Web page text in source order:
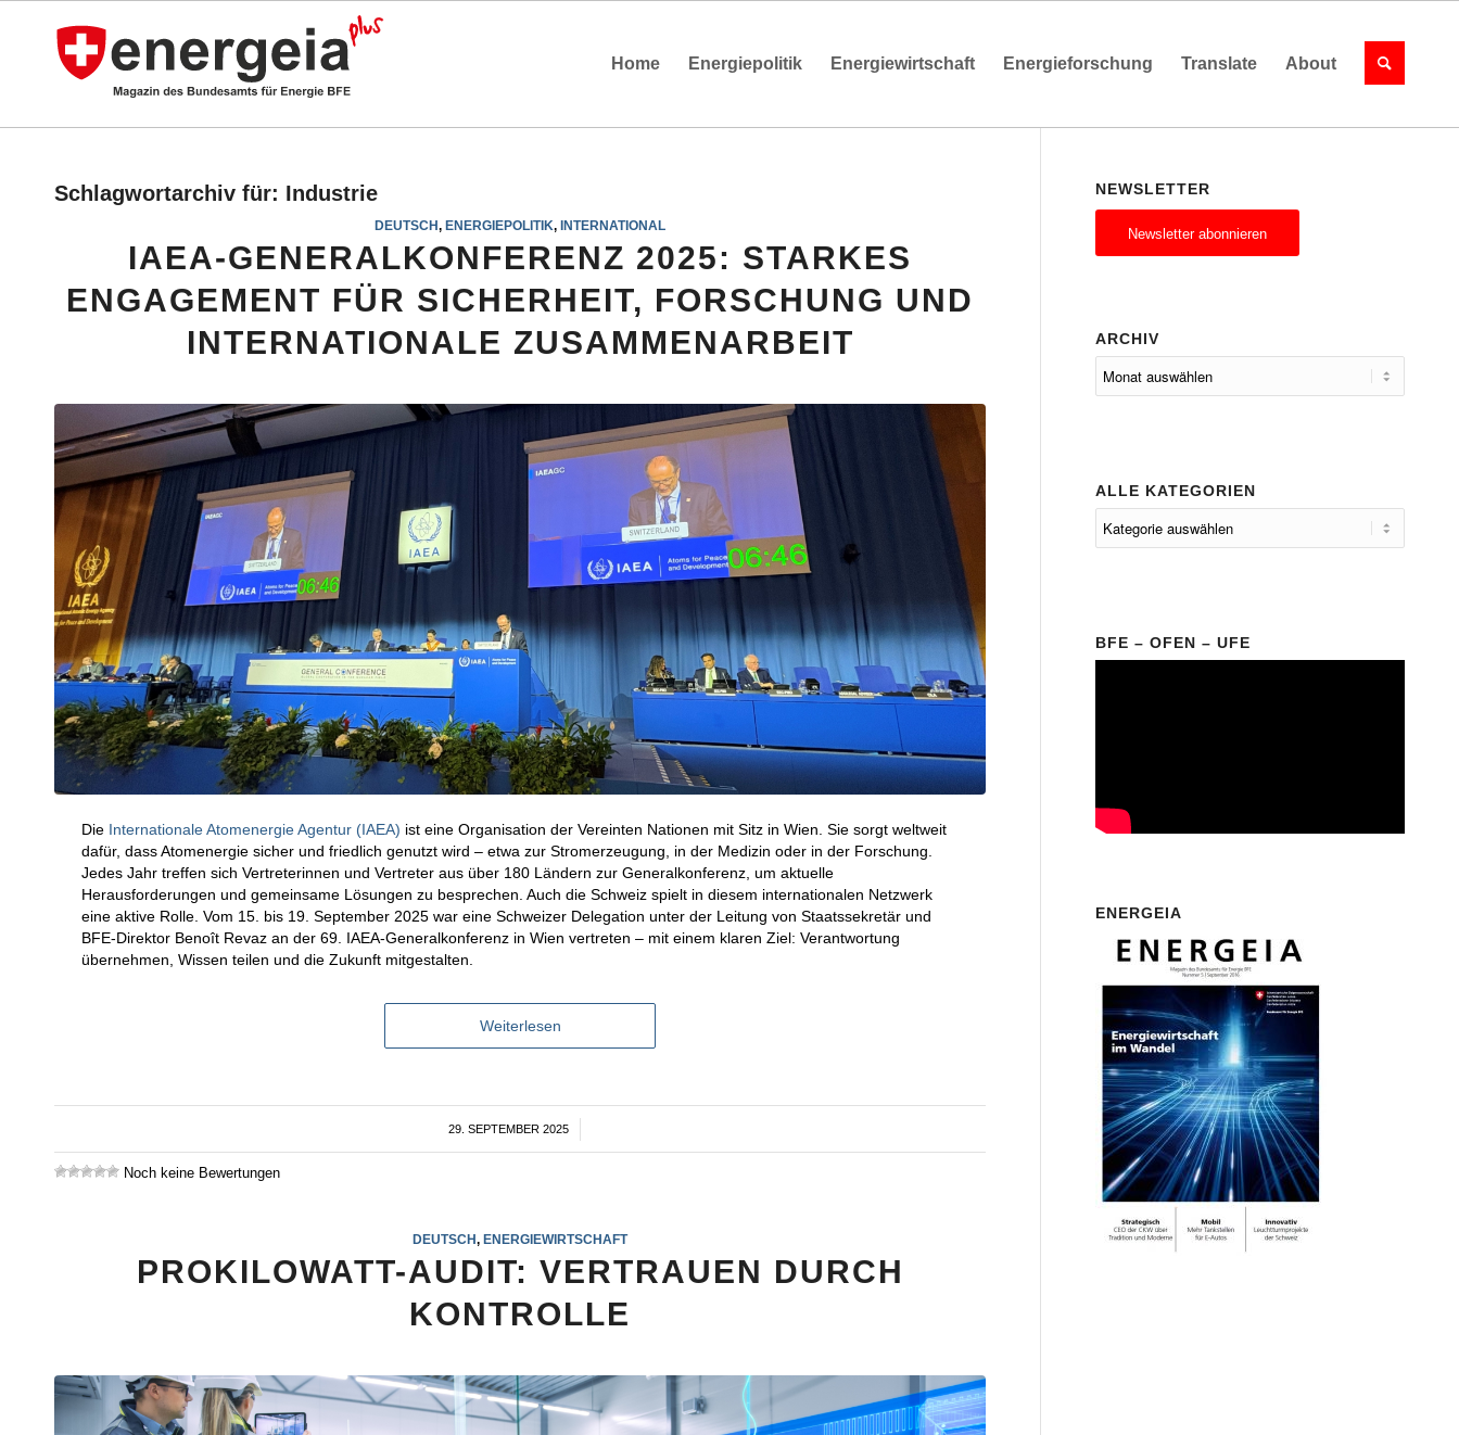
Home Energiepolitik Energiewirtschaft Energieforschung Translate About
Schlagwortarchiv für: Industrie
DEUTSCH,ENERGIEPOLITIK,INTERNATIONAL
IAEA-GENERALKONFERENZ 2025: STARKES
ENGAGEMENT FÜR SICHERHEIT, FORSCHUNG UND
INTERNATIONALE ZUSAMMENARBEIT
Die Internationale Atomenergie Agentur (IAEA) ist eine Organisation der Vereinten Nationen mit Sitz in Wien. Sie sorgt weltweit
dafür, dass Atomenergie sicher und friedlich genutzt wird – etwa zur Stromerzeugung, in der Medizin oder in der Forschung.
Jedes Jahr treffen sich Vertreterinnen und Vertreter aus über 180 Ländern zur Generalkonferenz, um aktuelle
Herausforderungen und gemeinsame Lösungen zu besprechen. Auch die Schweiz spielt in diesem internationalen Netzwerk
eine aktive Rolle. Vom 15. bis 19. September 2025 war eine Schweizer Delegation unter der Leitung von Staatssekretär und
BFE-Direktor Benoît Revaz an der 69. IAEA-Generalkonferenz in Wien vertreten – mit einem klaren Ziel: Verantwortung
übernehmen, Wissen teilen und die Zukunft mitgestalten.
Weiterlesen
29. SEPTEMBER 2025
/
Noch keine Bewertungen
DEUTSCH, ENERGIEWIRTSCHAFT
PROKILOWATT-AUDIT: VERTRAUEN DURCH
KONTROLLE
NEWSLETTER
Newsletter abonnieren
ARCHIV
ALLE KATEGORIEN
BFE – OFEN – UFE
ENERGEIA